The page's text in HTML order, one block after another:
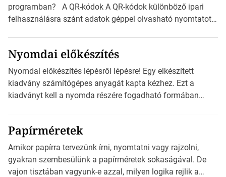
programban? A QR-kódok A QR-kódok különböző ipari
felhasználásra szánt adatok géppel olvasható nyomtatott
telepíthet egy QR-kód-leolvasó alkalmazást, ami leolvasni
és dekódolni képes az URL-információt és átirányítja a
telefon böngészőjét a cég weblapjára. A QR-kód
beolvasása után a felhasználó szöveges üzenetet kaphat,
Nyomdai előkészítés
Nyomdai előkészítés lépésről lépésre! Egy elkészített
kiadvány számítógépes anyagát kapta kézhez. Ezt a
kiadványt kell a nyomda részére fogadható formában
Illustratorban készült vektorgrafika. Minden esetben
konzultáljunk a nyomdával, mielőtt elkezdjük a nyomdai
előkészítést!Nehogy az elkészült munka után derüljön ki,
hogy valamit másképp kellett volna csinálni! […]
Papírméretek
Amikor papírra tervezünk írni, nyomtatni vagy rajzolni,
gyakran szembesülünk a papírméretek sokaságával. De
vajon tisztában vagyunk-e azzal, milyen logika rejlik a